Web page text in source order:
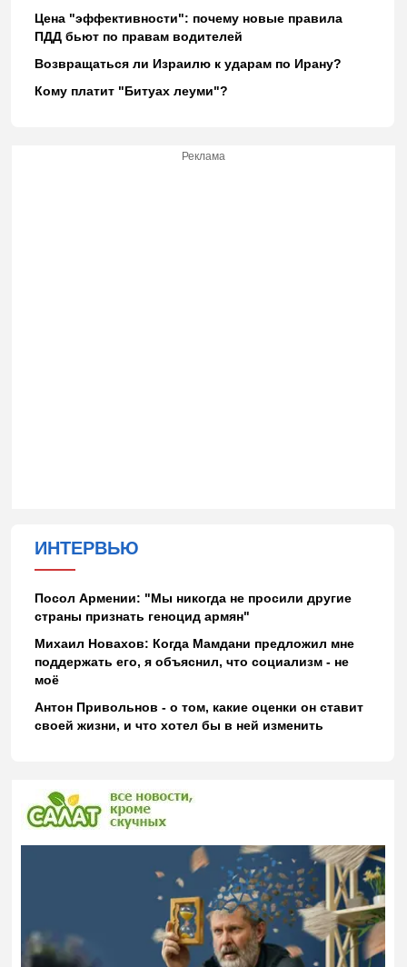
Цена "эффективности": почему новые правила
ПДД бьют по правам водителей
Возвращаться ли Израилю к ударам по Ирану?
Кому платит "Битуах леуми"?
Реклама
ИНТЕРВЬЮ
Посол Армении: "Мы никогда не просили другие
страны признать геноцид армян"
Михаил Новахов: Когда Мамдани предложил мне
поддержать его, я объяснил, что социализм - не
моё
Антон Привольнов - о том, какие оценки он ставит
своей жизни, и что хотел бы в ней изменить